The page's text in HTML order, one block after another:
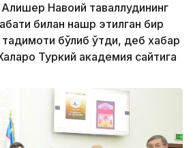
Навоий таваллудининг
билан нашр этилган бир
тақдимоти бўлиб ўтди, деб хабар
Туркий академия сайтига